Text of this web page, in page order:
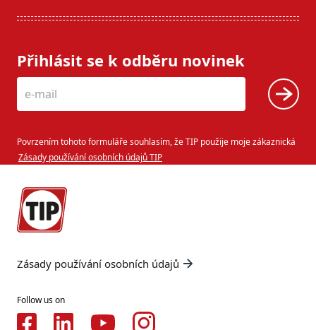
Přihlásit se k odběru novinek
Povrzením tohoto formuláře souhlasím, že TIP použije moje zákaznická
Zásady používání osobních údajů TIP
Zásady používání osobních údajů
Follow us on